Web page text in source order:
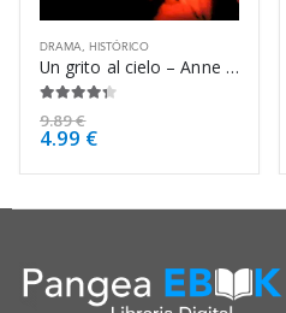
DRAMA HISTÓRICO
Un grito al cielo – Anne Rice
9.89€
4.99 €